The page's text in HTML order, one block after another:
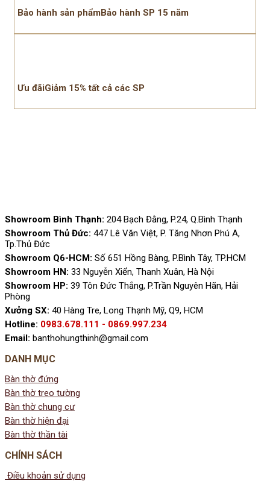
Bảo hành sản phẩmBảo hành SP 15 năm
Ưu đãiGiảm 15% tất cả các SP
Showroom Bình Thạnh: 204 Bạch Đằng, P.24, Q.Bình Thạnh
Showroom Thủ Đức: 447 Lê Văn Việt, P. Tăng Nhơn Phú A,
Tp.Thủ Đức
Showroom Q6-HCM: Số 651 Hồng Bàng, P.Bình Tây, TP.HCM
Showroom HN: 33 Nguyễn Xiển, Thanh Xuân, Hà Nội
Showroom HP: 39 Tôn Đức Thắng, P.Trần Nguyên Hãn, Hải
Phòng
Xưởng SX: 40 Hàng Tre, Long Thạnh Mỹ, Q9, HCM
Hotline: 0983.678.111 - 0869.997.234
Email: banthohungthinh@gmail.com
DANH MỤC
Bàn thờ đứng
Bàn thờ treo tường
Bàn thờ chung cư
Bàn thờ hiện đại
Bàn thờ thần tài
CHÍNH SÁCH
Điều khoản sử dụng